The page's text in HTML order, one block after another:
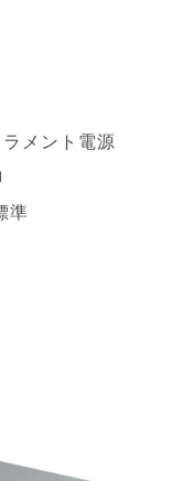
メント電源
準